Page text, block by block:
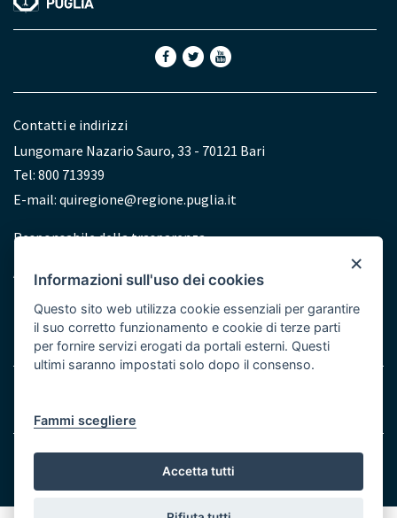
Contatti e indirizzi
Lungomare Nazario Sauro, 33 - 70121 Bari
Tel: 800 713939
E-mail: quiregione@regione.puglia.it
Redazione
Responsabile della trasparenza
Accessibilità
Bottom
© Regione Puglia
×
Informazioni sull'uso dei cookies
Questo sito web utilizza cookie essenziali per garantire
il suo corretto funzionamento e cookie di terze parti
per fornire servizi erogati da portali esterni. Questi
ultimi saranno impostati solo dopo il consenso.
Fammi scegliere
Accetta tutti